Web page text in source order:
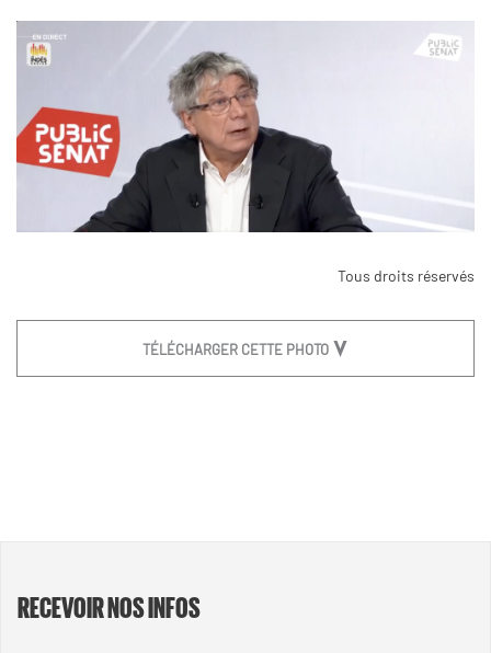
Tous droits réservés
TÉLÉCHARGER CETTE PHOTO
RECEVOIR NOS INFOS